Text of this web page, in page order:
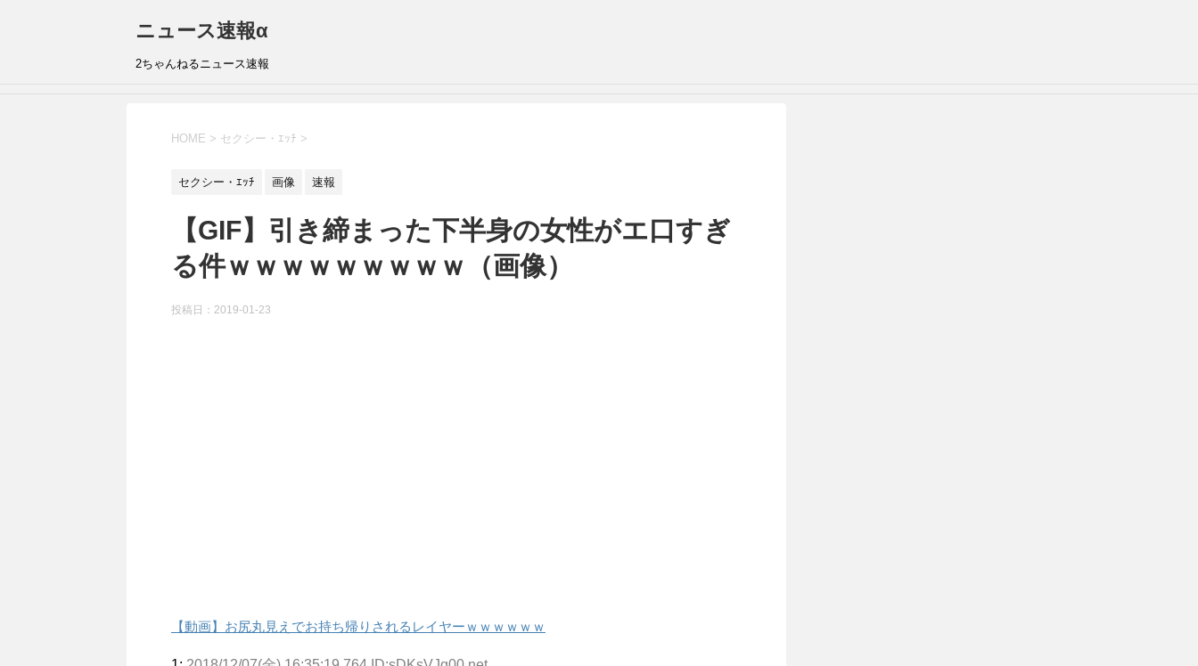
ニュース速報α
2ちゃんねるニュース速報
HOME > セクシー・ｴｯﾁ >
セクシー・ｴｯﾁ 画像 速報
【GIF】引き締まった下半身の女性がエ口すぎ
る件ｗｗｗｗｗｗｗｗｗ（画像）
投稿日： 2019-01-23
【動画】お尻丸見えでお持ち帰りされるレイヤーｗｗｗｗｗｗ